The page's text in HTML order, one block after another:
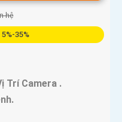
hệ
35%
Trí Camera .